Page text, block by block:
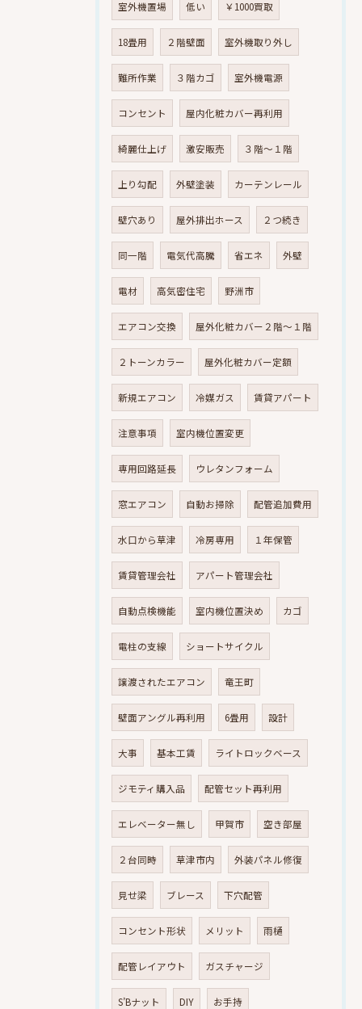
室外機置場 低い ￥1000買取
18畳用 ２階壁面 室外機取り外し
難所作業 ３階カゴ 室外機電源
コンセント 屋内化粧カバー再利用
綺麗仕上げ 激安販売 ３階～１階
上り勾配 外壁塗装 カーテンレール
壁穴あり 屋外排出ホース ２つ続き
同一階 電気代高騰 省エネ 外壁
電材 高気密住宅 野洲市
エアコン交換 屋外化粧カバー２階～１階
２トーンカラー 屋外化粧カバー定額
新規エアコン 冷媒ガス 賃貸アパート
注意事項 室内機位置変更
専用回路延長 ウレタンフォーム
窓エアコン 自動お掃除 配管追加費用
水口から草津 冷房専用 １年保管
賃貸管理会社 アパート管理会社
自動点検機能 室内機位置決め カゴ
電柱の支線 ショートサイクル
譲渡されたエアコン 竜王町
壁面アングル再利用 6畳用 設計
大事 基本工賃 ライトロックベース
ジモティ購入品 配管セット再利用
エレベーター無し 甲賀市 空き部屋
２台同時 草津市内 外装パネル修復
見せ梁 ブレース 下穴配管
コンセント形状 メリット 雨樋
配管レイアウト ガスチャージ
S’Bナット DIY お手持